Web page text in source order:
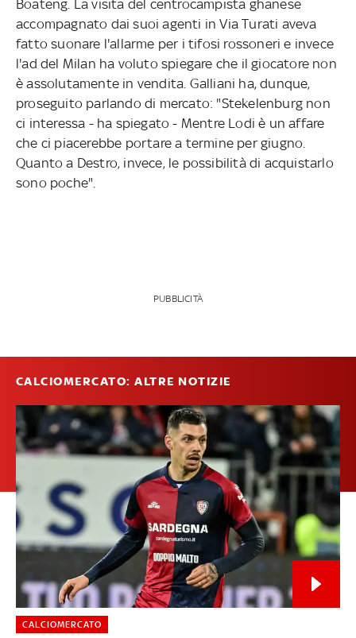
Boateng. La visita del centrocampista ghanese
accompagnato dai suoi agenti in Via Turati aveva
fatto suonare l'allarme per i tifosi rossoneri e invece
l'ad del Milan ha voluto spiegare che il giocatore non
è assolutamente in vendita. Galliani ha, dunque,
proseguito parlando di mercato: "Stekelenburg non
ci interessa - ha spiegato - Mentre Lodi è un affare
che ci piacerebbe portare a termine per giugno.
Quanto a Destro, invece, le possibilità di acquistarlo
sono poche".
PUBBLICITÀ
CALCIOMERCATO: ALTRE NOTIZIE
CALCIOMERCATO